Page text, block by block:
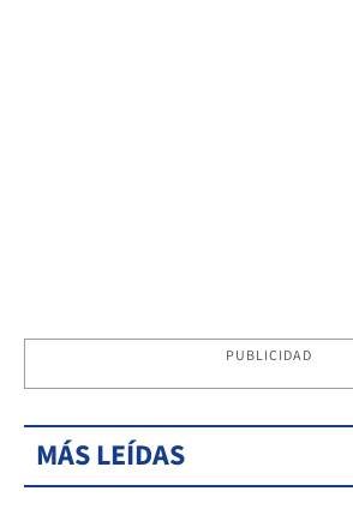
PUBLICIDAD
MÁS LEÍDAS